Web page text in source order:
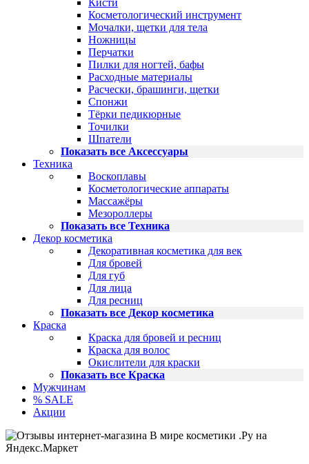
Кисти
Косметологический инструмент
Мочалки, щетки для тела
Ножницы
Перчатки
Пилки для ногтей, бафы
Расходные материалы
Расчески, брашинги, щетки
Спонжи
Тёрки педикюрные
Точилки
Шпатели
Показать все Аксессуары
Техника
Воскоплавы
Косметологические аппараты
Массажёры
Мезороллеры
Показать все Техника
Декор косметика
Декоративная косметика для век
Для бровей
Для губ
Для лица
Для ресниц
Показать все Декор косметика
Краска
Краска для бровей и ресниц
Краска для волос
Окислители для краски
Показать все Краска
Мужчинам
% SALE
Акции